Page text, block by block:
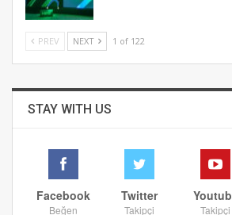
PREV NEXT 1 of 122
STAY WITH US
Facebook
Beğen
Twitter
Takipçi Takipçi